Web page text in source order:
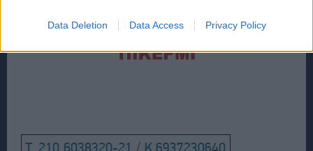
Data Deletion Data Access Privacy Policy